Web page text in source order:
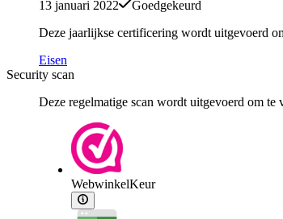
13 januari 2022
Goedgekeurd
Deze jaarlijkse certificering wordt uitgevoerd
Eisen
Security scan
Deze regelmatige scan wordt uitgevoerd om
WebwinkelKeur